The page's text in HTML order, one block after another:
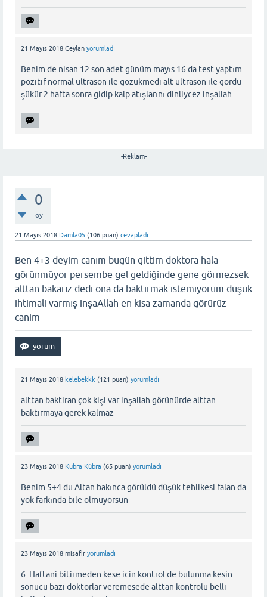
21 Mayıs 2018 Ceylan yorumladı
Benim de nisan 12 son adet günüm mayıs 16 da test yaptım
pozitif normal ultrason ile gözükmedi alt ultrason ile gördü
şükür 2 hafta sonra gidip kalp atışlarını dinliycez inşallah
-Reklam-
0
oy
21 Mayıs 2018 Damla05 (106 puan) cevapladı
Ben 4+3 deyim canım bugün gittim doktora hala
görünmüyor persembe gel geldiğinde gene görmezsek
alttan bakarız dedi ona da baktirmak istemiyorum düşük
ihtimali varmış inşaAllah en kisa zamanda görürüz
canim
21 Mayıs 2018 kelebekkk (121 puan) yorumladı
alttan baktiran çok kişi var inşallah görünürde alttan
baktirmaya gerek kalmaz
23 Mayıs 2018 Kubra Kübra (65 puan) yorumladı
Benim 5+4 du Altan bakınca görüldü düşük tehlikesi falan da
yok farkında bile olmuyorsun
23 Mayıs 2018 misafir yorumladı
6. Haftani bitirmeden kese icin kontrol de bulunma kesin
sonucu bazi doktorlar veremesede alttan kontrolu belli